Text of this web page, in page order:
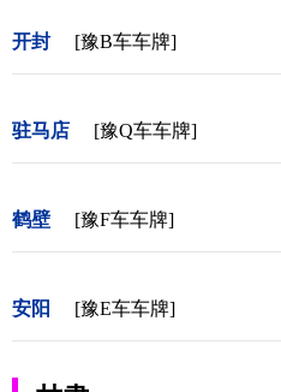
开封 [豫B车车牌]
驻马店 [豫Q车车牌]
鹤壁 [豫F车车牌]
安阳 [豫E车车牌]